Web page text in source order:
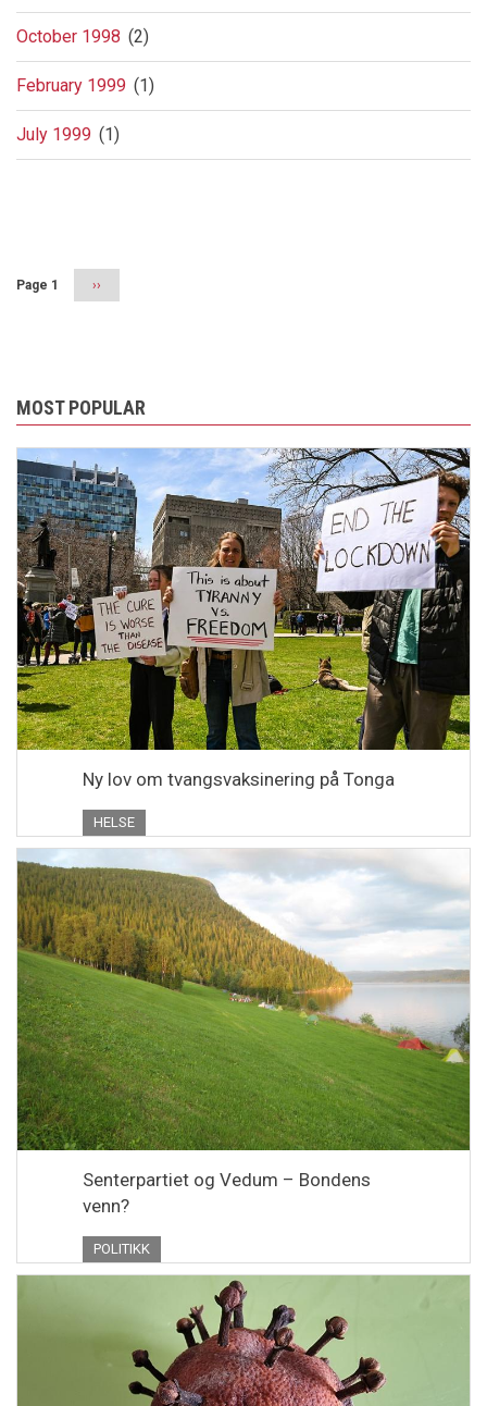
October 1998 (2)
February 1999 (1)
July 1999 (1)
Page 1
Next
page
››
MOST POPULAR
Ny lov om tvangsvaksinering på Tonga
HELSE
Senterpartiet og Vedum – Bondens
venn?
POLITIKK